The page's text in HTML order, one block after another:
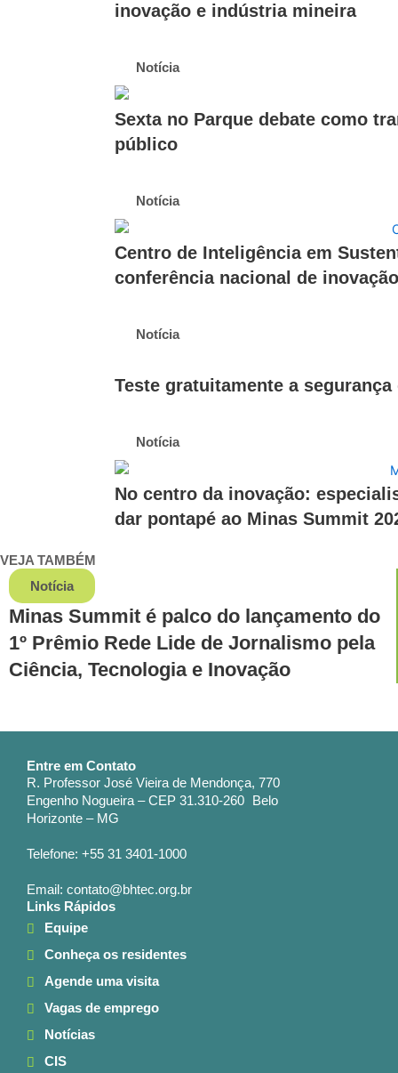
inovação e indústria mineira
Notícia
Sexta no Parque debate como
público
Notícia
Centro de Inteligência em
conferência nacional de inovação
Notícia
Teste gratuitamente a
Notícia
No centro da inovação:
dar pontapé ao Minas Summit
VEJA TAMBÉM
Notícia
Minas Summit é palco do lançamento do
1º Prêmio Rede Lide de Jornalismo pela
Ciência, Tecnologia e Inovação
Entre em Contato
R. Professor José Vieira de Mendonça, 770
Engenho Nogueira – CEP 31.310-260 Belo
Horizonte – MG
Telefone: +55 31 3401-1000
Email: contato@bhtec.org.br
Links Rápidos
Equipe
Conheça os residentes
Agende uma visita
Vagas de emprego
Notícias
CIS